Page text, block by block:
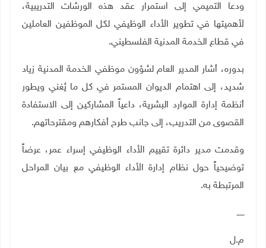
ودعا التميمي إلى استمرار عقد هذه الورشات التدريبية،
لأهميتها في تطوير الأداء الوظيفي لكل الموظفين العاملين
في قطاع الخدمة المدنية الفلسطيني.
بدوره، أشار المدير العام لشؤون موظفي الخدمة المدنية زياد
شديد، إلى اهتمام الديوان المستمر في كل ما يُغني ويطور
أنظمة إدارة الموارد البشرية، داعياً المشاركين إلى الاستفادة
القصوى من التدريب، إلى جانب طرح أفكارهم ومقترحاتهم.
وقدمت مدير دائرة تقييم الأداء الوظيفي إسراء عمر، عرضاً
توضيحياً حول نظام إدارة الأداء الوظيفي مع بيان المراحل
المرتبطة به.
ــــــ
م.ل